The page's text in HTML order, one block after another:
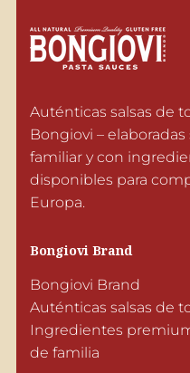
Auténticas salsas de
Bongiovi –
familiar y con
disponibles para
Europa.
Bongiovi Brand
Bongiovi Brand
Auténticas salsas de
Ingredientes
de familia